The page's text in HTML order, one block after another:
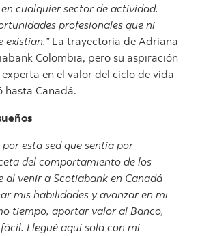
cualquier sector de actividad.
profesionales que ni
existían.”La trayectoria de Adriana
Colombia, pero su aspiración
en el valor del ciclo de vida
hasta Canadá.
esta sed que sentía por
del comportamiento de los
al venir a Scotiabank en Canadá
mis habilidades y avanzar en mi
tiempo, aportar valor al Banco,
Llegué aquí sola con mi